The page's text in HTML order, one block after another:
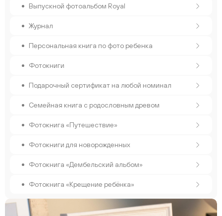
Выпускной фотоальбом Royal
Журнал
Персональная книга по фото ребенка
Фотокниги
Подарочный сертификат на любой номинал
Семейная книга с родословным древом
Фотокнига «Путешествие»
Фотокниги для новорожденных
Фотокнига «Дембельский альбом»
Фотокнига «Крещение ребёнка»